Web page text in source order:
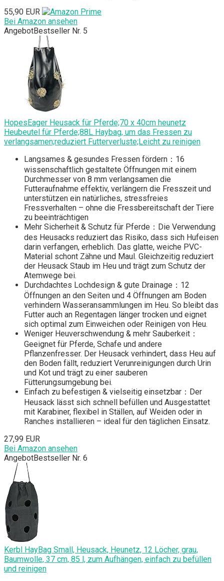
55,90 EUR
Bei Amazon ansehen
AngebotBestseller Nr. 5
HopesEager Heusack für Pferde;70 x 40cm heunetz
Heubeutel für Pferde;88L Haybag, um das Fressen zu
verlangsamen;reduziert Futterverluste;Leicht zu reinigen
Langsames & gesundes Fressen fördern：16
wissenschaftlich gestaltete Öffnungen mit einem
Durchmesser von 8 mm verlangsamen die
Futteraufnahme effektiv, verlängern die Fresszeit und
unterstützen ein natürliches, stressfreies
Fressverhalten – ohne die Fressbereitschaft der Tiere
zu beeinträchtigen
Mehr Sicherheit & Schutz für Pferde：Die Verwendung
des Heusacks reduziert das Risiko, dass sich Hufeisen
darin verfangen, erheblich. Das glatte, weiche PVC-
Material schont Zähne und Maul. Gleichzeitig reduziert
der Heusack Staub im Heu und trägt zum Schutz der
Atemwege bei.
Durchdachtes Lochdesign & gute Drainage：12
Öffnungen an den Seiten und 4 Öffnungen am Boden
verhindern Wasseransammlungen im Heu. So bleibt das
Futter auch an Regentagen länger trocken und eignet
sich optimal zum Einweichen oder Reinigen von Heu.
Weniger Heuverschwendung & mehr Sauberkeit：
Geeignet für Pferde, Schafe und andere
Pflanzenfresser. Der Heusack verhindert, dass Heu auf
den Boden fällt, reduziert Verunreinigungen durch Urin
und Kot und trägt zu einer sauberen
Fütterungsumgebung bei.
Einfach zu befestigen & vielseitig einsetzbar：Der
Heusack lässt sich schnell befüllen und Ausgestattet
mit Karabiner, flexibel in Ställen, auf Weiden oder in
Ranches installieren – ideal für den täglichen Einsatz.
27,99 EUR
Bei Amazon ansehen
AngebotBestseller Nr. 6
Kerbl HayBag Small, Heusack, Heunetz, 12 Löcher, grau,
Baumwolle, 37 cm, 85 l, zum Aufhängen, einfach zu befüllen
und reinigen